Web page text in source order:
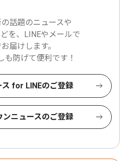
話題のニュースや
を、LINEやメールで
届けします。
も防げて便利です！
ス for LINEのご登録
ンニュースのご登録